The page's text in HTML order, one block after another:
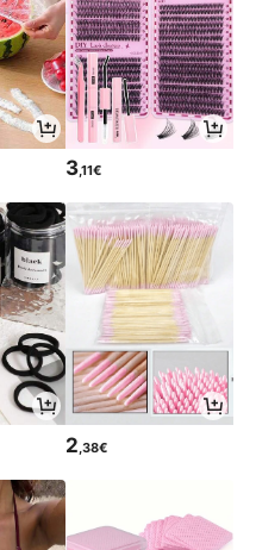
3,11€
2 ,38€